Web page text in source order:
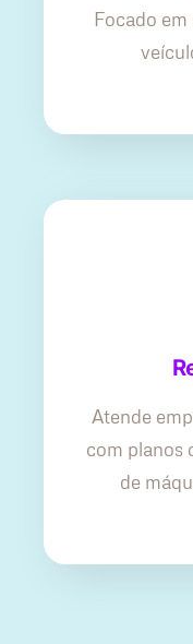
Focado em
Atende
com planos
de